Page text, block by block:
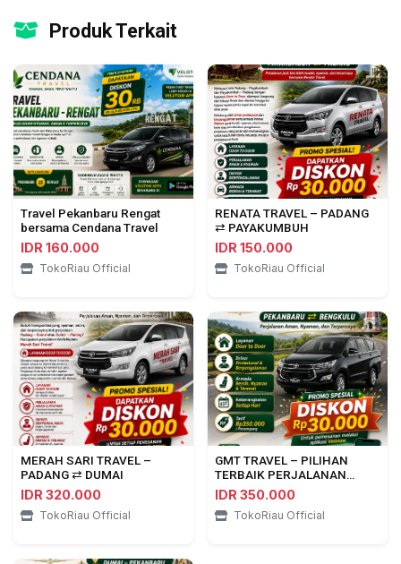
Produk Terkait
Travel Pekanbaru Rengat
bersama Cendana Travel
IDR 160.000
TokoRiau Official
RENATA TRAVEL – PADANG
⇄ PAYAKUMBUH
IDR 150.000
TokoRiau Official
MERAH SARI TRAVEL –
PADANG ⇄ DUMAI
IDR 320.000
TokoRiau Official
GMT TRAVEL – PILIHAN
TERBAIK PERJALANAN
PEKANBARU ⇄ BENGKULU
IDR 350.000
TokoRiau Official